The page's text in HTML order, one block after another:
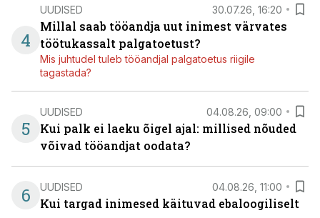
4
UUDISED 30.07.26, 16:20
Millal saab tööandja uut inimest värvates
töötukassalt palgatoetust?
Mis juhtudel tuleb tööandjal palgatoetus riigile
tagastada?
5
UUDISED 04.08.26, 09:00
Kui palk ei laeku õigel ajal: millised nõuded
võivad tööandjat oodata?
6 UUDISED 04.08.26, 11:00
Kui targad inimesed käituvad ebaloogiliselt